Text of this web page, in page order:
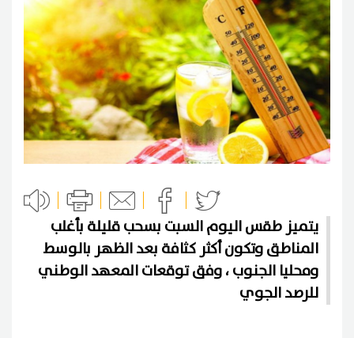
يتميز طقس اليوم السبت بسحب قليلة بأغلب
المناطق وتكون أكثر كثافة بعد الظهر بالوسط
ومحليا الجنوب ، وفق توقعات المعهد الوطني
للرصد الجوي